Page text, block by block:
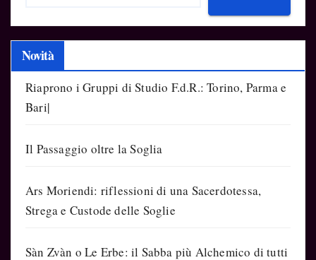
Novità
Riaprono i Gruppi di Studio F.d.R.: Torino, Parma e
Bari|
Il Passaggio oltre la Soglia
Ars Moriendi: riflessioni di una Sacerdotessa,
Strega e Custode delle Soglie
Sàn Zvàn o Le Erbe: il Sabba più Alchemico di tutti